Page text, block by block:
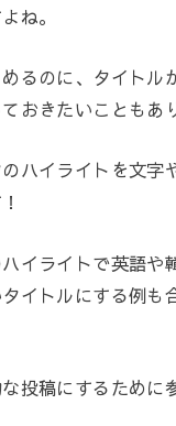
ね。
るのに、タイトル
おきたいこともあ
ハイライトを文字
イライトで英語や
イトルにする例も
投稿にするために